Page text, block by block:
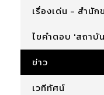
เรื่องเด่น - สำนัก
ไขคำตอบ 'สถา
ข่าว
เวทีทัศน์